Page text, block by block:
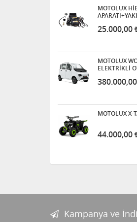
MOTOLUX HİBRİT DÖNÜŞÜM SETİ (ASKI
25.000,00
MOTOLUX
ELEKTRİKLİ
380.000,00
MOTOLUX X-
44.000,00
Kampanya ve